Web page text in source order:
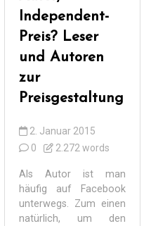
Independent-
Preis? Leser
und Autoren
zur
Preisgestaltung
2. Januar 2015
0
2.272 words
Als Autor ist man
häufig auf Facebook
unterwegs. Zum einen
natürlich, um den